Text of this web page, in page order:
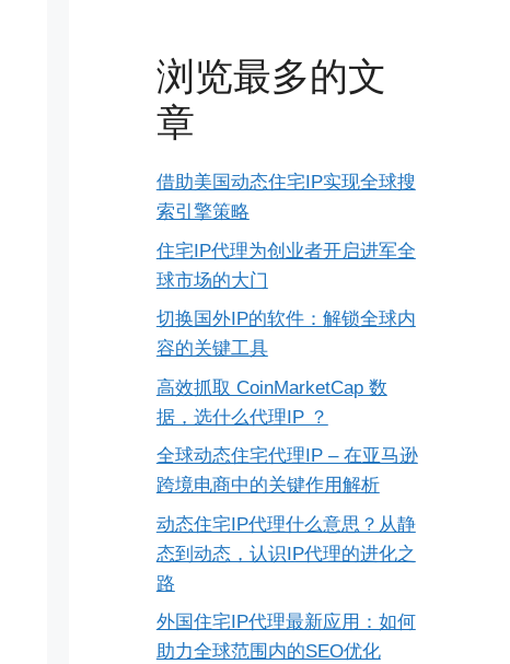
浏览最多的文
章
借助美国动态住宅IP实现全球搜
索引擎策略
住宅IP代理为创业者开启进军全
球市场的大门
切换国外IP的软件：解锁全球内
容的关键工具
高效抓取 CoinMarketCap 数
据，选什么代理IP ？
全球动态住宅代理IP – 在亚马逊
跨境电商中的关键作用解析
动态住宅IP代理什么意思？从静
态到动态，认识IP代理的进化之
路
外国住宅IP代理最新应用：如何
助力全球范围内的SEO优化